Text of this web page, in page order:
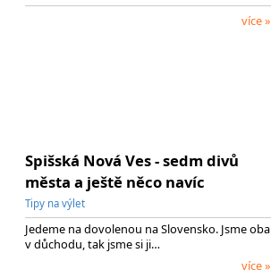
více »
Spišská Nová Ves - sedm divů
města a ještě něco navíc
Tipy na výlet
Jedeme na dovolenou na Slovensko. Jsme oba
v důchodu, tak jsme si ji…
více »